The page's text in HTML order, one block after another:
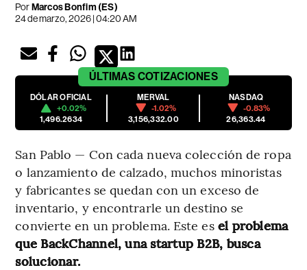
PorMarcos Bonfim (ES)
24 de marzo, 2026 | 04:20 AM
ÚLTIMAS COTIZACIONES
DÓLAR OFICIAL
+0.02%
1,496.2634
MERVAL
-1.02%
3,156,332.00
NASDAQ
-0.83%
26,363.44
San Pablo — Con cada nueva colección de ropa
o lanzamiento de calzado, muchos minoristas
y fabricantes se quedan con un exceso de
inventario, y encontrarle un destino se
convierte en un problema. Este es el problema
que BackChannel, una startup B2B, busca
solucionar.